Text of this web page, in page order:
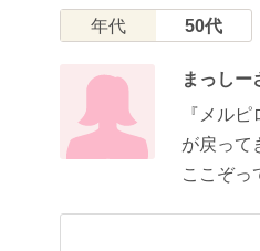
年代 50代
まっしー
『メル
が戻って
ここぞっ